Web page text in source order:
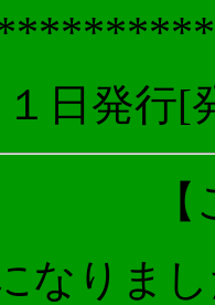
日発行[
なりま